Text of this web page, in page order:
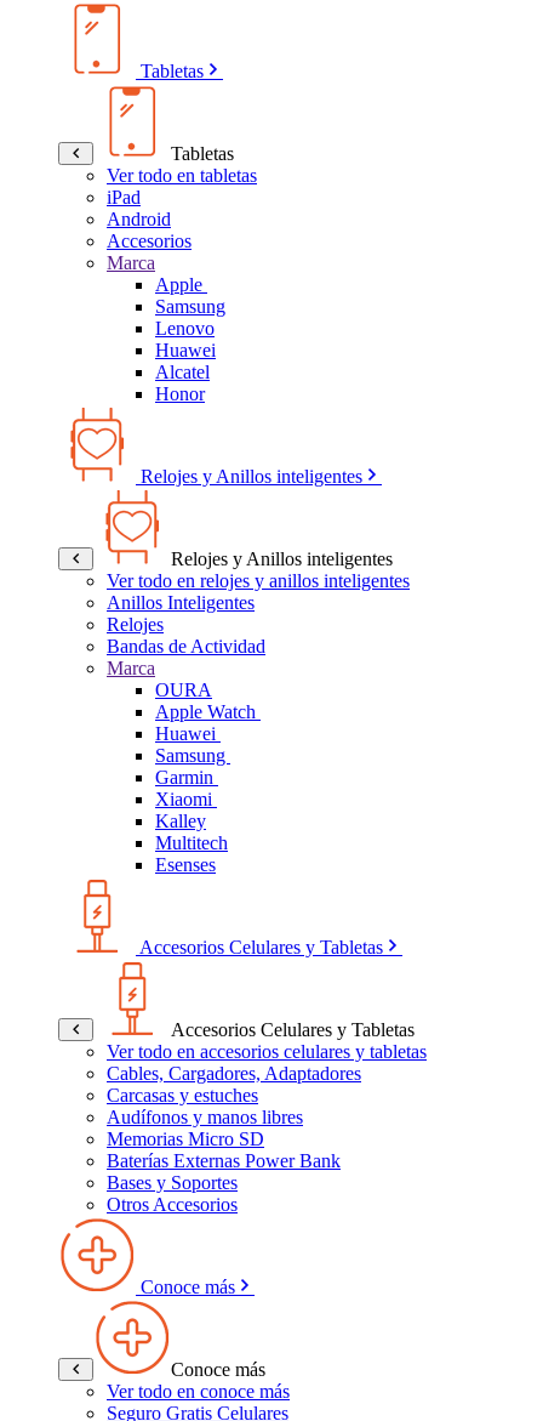
Tabletas
Tabletas
Ver todo en tabletas
iPad
Android
Accesorios
Marca
Apple
Samsung
Lenovo
Huawei
Alcatel
Honor
Relojes y Anillos inteligentes
Relojes y Anillos inteligentes
Ver todo en relojes y anillos inteligentes
Anillos Inteligentes
Relojes
Bandas de Actividad
Marca
OURA
Apple Watch
Huawei
Samsung
Garmin
Xiaomi
Kalley
Multitech
Esenses
Accesorios Celulares y Tabletas
Accesorios Celulares y Tabletas
Ver todo en accesorios celulares y tabletas
Cables, Cargadores, Adaptadores
Carcasas y estuches
Audífonos y manos libres
Memorias Micro SD
Baterías Externas Power Bank
Bases y Soportes
Otros Accesorios
Conoce más
Conoce más
Ver todo en conoce más
Seguro Gratis Celulares